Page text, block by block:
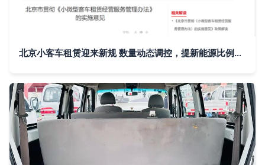
北京小客车租赁迎来新规 数量动态调控，提新能源比例，重塑市场格局